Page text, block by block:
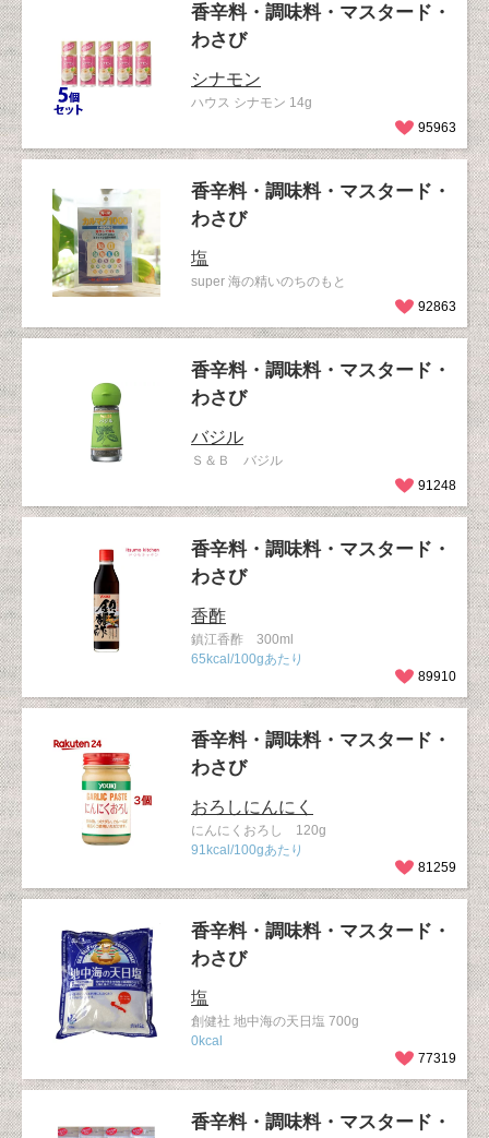
香辛料・調味料・マスタード・
わさび
シナモン
ハウス シナモン 14g
95963
香辛料・調味料・マスタード・
わさび
塩
super 海の精いのちのもと
92863
香辛料・調味料・マスタード・
わさび
バジル
Ｓ＆Ｂ バジル
91248
香辛料・調味料・マスタード・
わさび
香酢
鎮江香酢 300ml
65kcal/100gあたり
89910
香辛料・調味料・マスタード・
わさび
おろしにんにく
にんにくおろし 120g
91kcal/100gあたり
81259
香辛料・調味料・マスタード・
わさび
塩
創健社 地中海の天日塩 700g
0kcal
77319
香辛料・調味料・マスタード・